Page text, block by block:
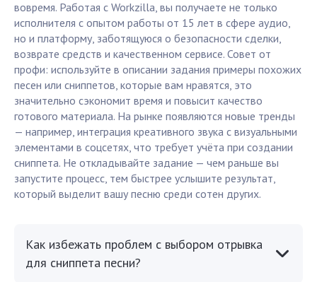
вовремя. Работая с Workzilla, вы получаете не только
исполнителя с опытом работы от 15 лет в сфере аудио,
но и платформу, заботящуюся о безопасности сделки,
возврате средств и качественном сервисе. Совет от
профи: используйте в описании задания примеры похожих
песен или сниппетов, которые вам нравятся, это
значительно сэкономит время и повысит качество
готового материала. На рынке появляются новые тренды
— например, интеграция креативного звука с визуальными
элементами в соцсетях, что требует учёта при создании
сниппета. Не откладывайте задание — чем раньше вы
запустите процесс, тем быстрее услышите результат,
который выделит вашу песню среди сотен других.
Как избежать проблем с выбором отрывка
для сниппета песни?